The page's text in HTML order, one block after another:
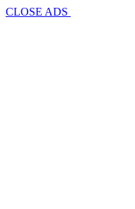
CLOSE ADS